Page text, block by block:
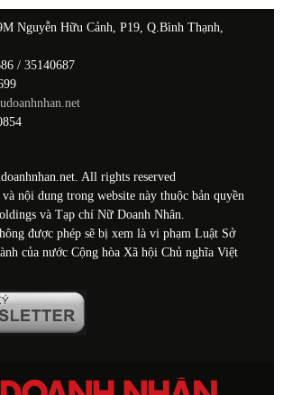
Nguyễn Hữu Cảnh, P19, Q.Bình Thạnh,
/ 35140687
All rights reserved
nội dung trong website này thuộc bản quyền
và Tạp chí Nữ Doanh Nhân.
được phép sẽ bị xem là vi phạm Luật Sở
của nước Cộng hòa Xã hội Chủ nghĩa Việt